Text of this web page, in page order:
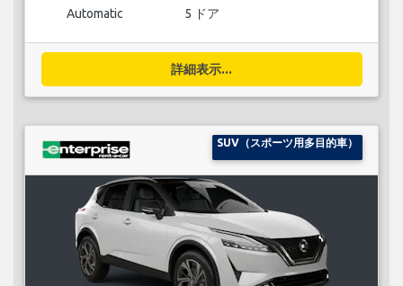
Automatic 5 ドア
詳細表示...
SUV（スポーツ用多目的車）